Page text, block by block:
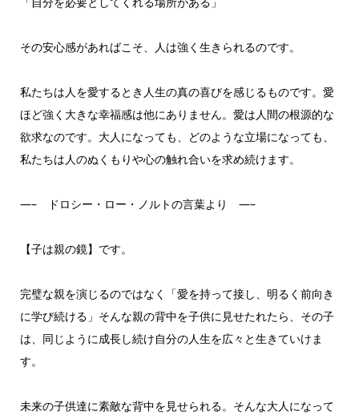
その安心感があればこそ、人は強く生きられるのです。
私たちは人を愛するとき人生の真の喜びを感じるものです。愛
ほど強く大きな幸福感は他にありません。愛は人間の根源的な
欲求なのです。大人になっても、どのような立場になっても、
私たちは人のぬくもりや心の触れ合いを求め続けます。
—– ドロシー・ロー・ノルトの言葉より —–
【子は親の鏡】です。
完璧な親を演じるのではなく「愛を持って接し、明るく前向き
に学び続ける」そんな親の背中を子供に見せたれたら、その子
は、同じように成長し続け自分の人生を広々と生きていけま
す。
未来の子供達に素敵な背中を見せられる。そんな大人になって